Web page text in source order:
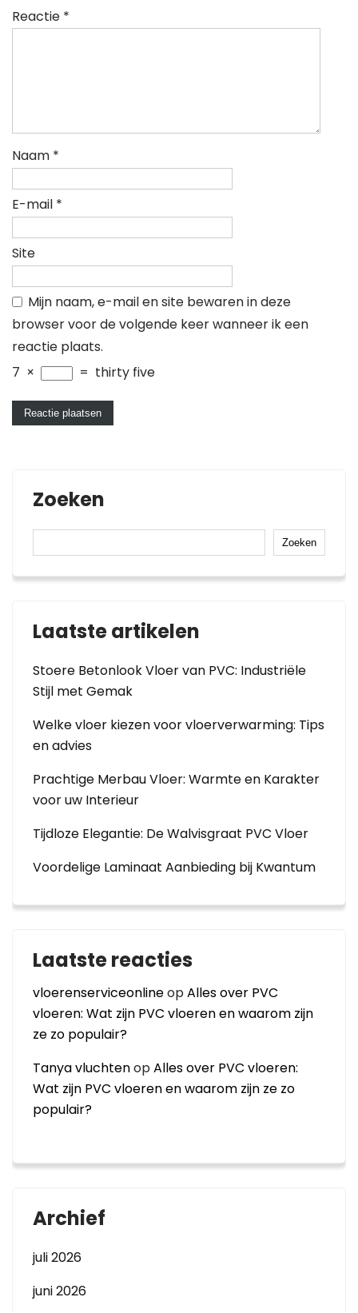
Reactie *
Naam *
E-mail *
Site
Mijn naam, e-mail en site bewaren in deze
browser voor de volgende keer wanneer ik een
reactie plaats.
7 × = thirty five
Zoeken
Zoeken
Laatste artikelen
Stoere Betonlook Vloer van PVC: Industriële
Stijl met Gemak
Welke vloer kiezen voor vloerverwarming: Tips
en advies
Prachtige Merbau Vloer: Warmte en Karakter
voor uw Interieur
Tijdloze Elegantie: De Walvisgraat PVC Vloer
Voordelige Laminaat Aanbieding bij Kwantum
Laatste reacties
vloerenserviceonlineopAlles over PVC
vloeren: Wat zijn PVC vloeren en waarom zijn
ze zo populair?
Tanya vluchtenopAlles over PVC vloeren:
Wat zijn PVC vloeren en waarom zijn ze zo
populair?
Archief
juli 2026
juni 2026